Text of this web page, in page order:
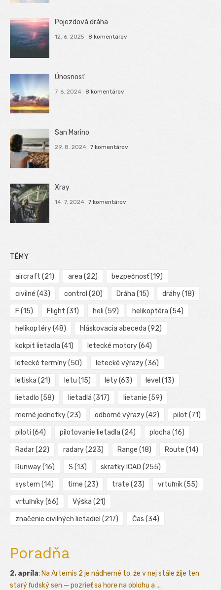
Pojezdová dráha
12. 6. 2025 8 komentárov
Únosnosť
7. 6. 2024 8 komentárov
San Marino
29. 8. 2024 7 komentárov
Xray
14. 7. 2024 7 komentárov
TÉMY
aircraft (21) area (22) bezpečnosť(19)
civilné (43) control (20) Dráha (15) dráhy(18)
F (15) Flight (31) heli (59) helikoptéra (54)
helikoptéry(48) hláskovacia abeceda (92)
kokpit lietadla (41) letecké motory(64)
letecké termíny(50) letecké výrazy(36)
letiska (21) letu (15) lety(63) level (13)
lietadlo (58) lietadlá (317) lietanie (59)
merné jednotky(23) odborné výrazy(42) pilot (71)
piloti (64) pilotovanie lietadla (24) plocha (16)
Radar(22) radary(223) Range (18) Route (14)
Runway(16) S (13) skratky ICAO (255)
system (14) time (23) trate (23) vrtuľník(55)
vrtuľníky(66) Výška (21)
značenie civilných lietadiel (217) Čas (34)
Poradňa
2. apríla: Na Artemis 2 je nádherné to, že v nej stále žije ten
starý ľudský sen — pozrieť sa hore na oblohu a ...